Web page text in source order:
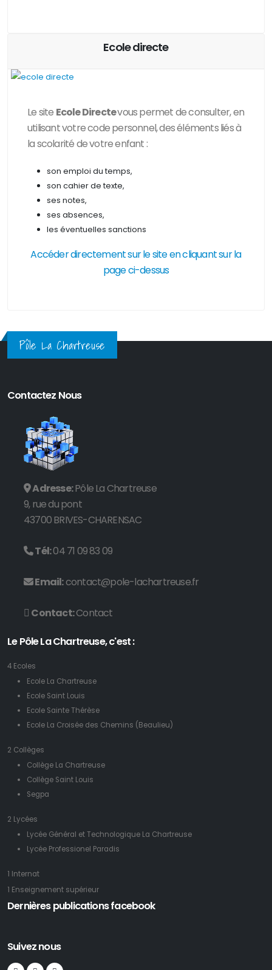
Ecole directe
Le site Ecole Directevous permet de consulter, en
utilisant votre code personnel, deséléments liés à
la scolarité de votre enfant :
son emploi du temps,
son cahier de texte,
ses notes,
ses absences,
les éventuelles sanctions
Accéder directement sur le site en cliquant sur la
page ci-dessus
Pôle La Chartreuse
Contactez Nous
Adresse:Pôle La Chartreuse
9, rue du pont
43700 BRIVES-CHARENSAC
Tél:04 71 09 83 09
Email:contact@pole-lachartreuse.fr
Contact:Contact
Le Pôle La Chartreuse, c'est :
4 Ecoles
Ecole La Chartreuse
Ecole Saint Louis
Ecole Sainte Thérèse
Ecole La Croisée des Chemins (Beaulieu)
2 Collèges
Collège La Chartreuse
Collège Saint Louis
Segpa
2 Lycées
Lycée Général et Technologique La Chartreuse
Lycée Professionel Paradis
1 Internat
1 Enseignement supérieur
Dernières publications facebook
Suivez nous